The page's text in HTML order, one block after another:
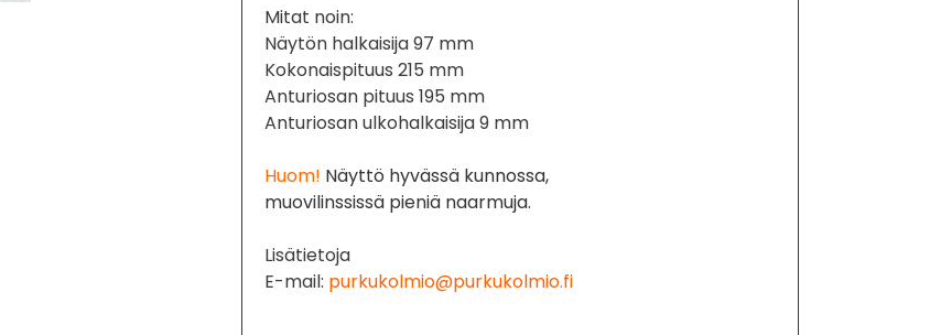
Mitat noin:
Näytön halkaisija 97 mm
Kokonaispituus 215 mm
Anturiosan pituus 195 mm
Anturiosan ulkohalkaisija 9 mm
Huom! Näyttö hyvässä kunnossa,
muovilinssissä pieniä naarmuja.
Lisätietoja
E-mail: purkukolmio@purkukolmio.fi